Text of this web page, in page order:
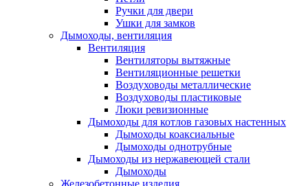
Ручки для двери
Ушки для замков
Дымоходы, вентиляция
Вентиляция
Вентиляторы вытяжные
Вентиляционные решетки
Воздуховоды металлические
Воздуховоды пластиковые
Люки ревизионные
Дымоходы для котлов газовых настенных
Дымоходы коаксиальные
Дымоходы однотрубные
Дымоходы из нержавеющей стали
Дымоходы
Железобетонные изделия